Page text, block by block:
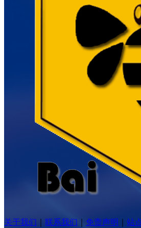
关于我们 联系我们 免责声明
站